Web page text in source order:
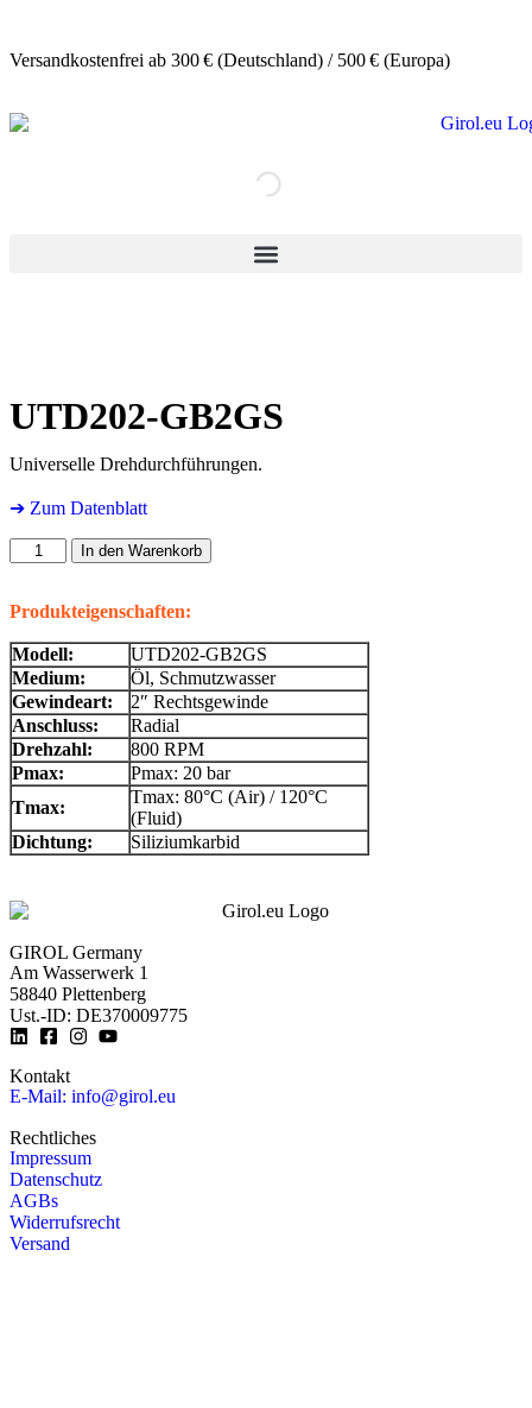
Versandkostenfrei ab 300 € (Deutschland) / 500 € (Europa)
UTD202-GB2GS
Universelle Drehdurchführungen.
➔ Zum Datenblatt
In den Warenkorb
Produkteigenschaften:
Modell:
UTD202-GB2GS
Medium:
Öl, Schmutzwasser
Gewindeart:
2″ Rechtsgewinde
Anschluss:
Radial
Drehzahl:
800 RPM
Pmax:
Pmax: 20 bar
Tmax:
Tmax: 80°C (Air) / 120°C
(Fluid)
Dichtung:
Siliziumkarbid
GIROL Germany
Am Wasserwerk 1
58840 Plettenberg
Ust.-ID: DE370009775
Kontakt
E-Mail: info@girol.eu
Rechtliches
Impressum
Datenschutz
AGBs
Widerrufsrecht
Versand